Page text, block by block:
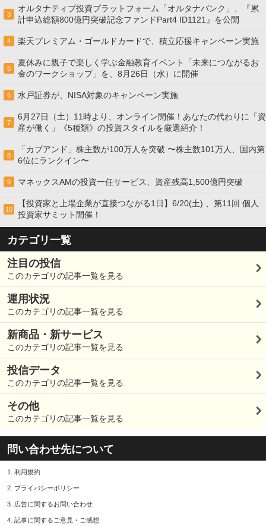
3
オルタナティブ投資プラットフォーム「オルタナバンク」、『累
計申込総額800億円突破記念ファンドPart4 ID1121』を公開
4 楽天プレミアム・ゴールドカードで、積立応援キャンペーン実施
5
夏休みに親子で楽しく学ぶ金融教育イベント「未来につながるお
金のワークショップ」を、8月26日（水）に開催
6 水戸証券が、NISA対象のキャンペーン実施
7
6月27日（土）11時より、オンライン開催！あなたの代わりに「資
産が働く」《5種類》の投資スタイルを厳選紹介！
8
「カブアンド」株主数が100万人を突破 〜株主数101万人、国内第
6位にランクイン〜
9 マネックスAMの投資一任サービス、資産残高1,500億円突破
10
【投資家と上場企業が直接つながる1日】6/20(土) 、第11回 個人
投資家サミット開催！
カテゴリ一覧
注目の投信
このカテゴリの記事一覧を見る
運用状況
このカテゴリの記事一覧を見る
新商品・新サービス
このカテゴリの記事一覧を見る
投信データ
このカテゴリの記事一覧を見る
その他
このカテゴリの記事一覧を見る
問い合わせ先について
1. 利用規約
2. プライバシーポリシー
3. 広告に関するお問い合わせ
4. 記事に関するご意見・ご感想